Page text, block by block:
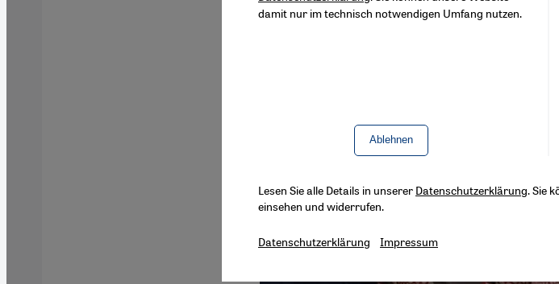
damit nur im technisch notwendigen Umfang nutzen.
Ablehnen
Lesen Sie alle Details in unserer Datenschutzerklärung. Sie
einsehen und widerrufen.
Datenschutzerklärung Impressum